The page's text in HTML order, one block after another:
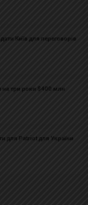
Київ для переговорів
на три роки $400 млн
для Patriot для України